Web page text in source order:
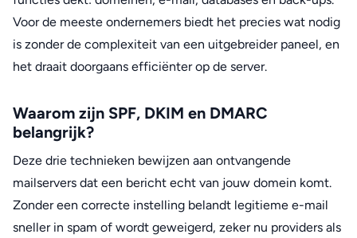
Voor de meeste ondernemers biedt het precies wat nodig
is zonder de complexiteit van een uitgebreider paneel, en
het draait doorgaans efficiënter op de server.
Waarom zijn SPF, DKIM en DMARC
belangrijk?
Deze drie technieken bewijzen aan ontvangende
mailservers dat een bericht echt van jouw domein komt.
Zonder een correcte instelling belandt legitieme e-mail
sneller in spam of wordt geweigerd, zeker nu providers als